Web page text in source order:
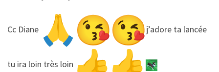
​​Cc Diane j’adore ta lancée
tu ira loin très loin